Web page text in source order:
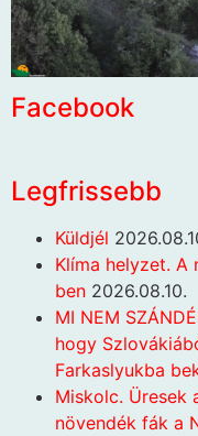
Facebook
Legfrissebb
Küldjél
Klíma helyzet.
ben 2026.08.10.
MI NEM
hogy
Farkaslyukba
Miskolc. Üresek
növendék fák a